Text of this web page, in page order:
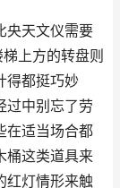
央天文仪需要
上方的转盘则
得都挺巧妙
过中别忘了劳
在适当场合都
桶这类道具来
红灯情形来触